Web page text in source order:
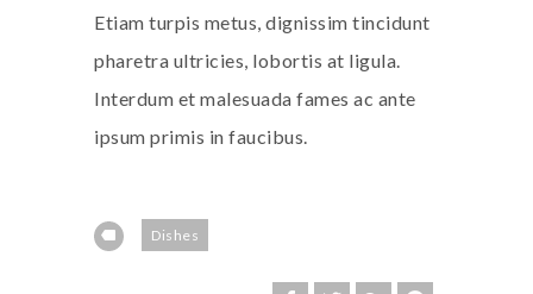
Etiam turpis metus, dignissim tincidunt
pharetra ultricies, lobortis at ligula.
Interdum et malesuada fames ac ante
ipsum primis in faucibus.
Dishes